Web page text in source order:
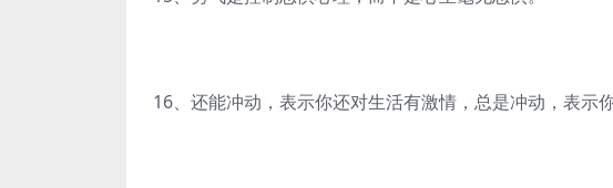
16、还能冲动，表示你还对生活有激情，总是冲动，表示你